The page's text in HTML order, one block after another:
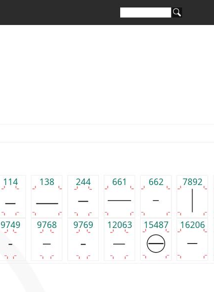
114 138 244 661 662 7892
9749 9768 9769 12063 15487 16206